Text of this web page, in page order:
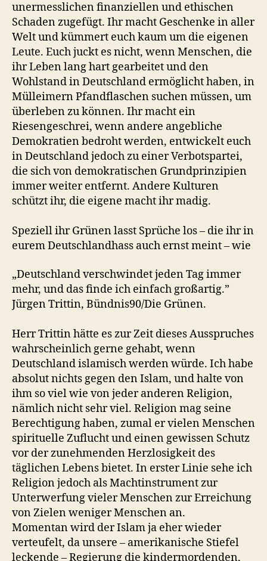
unermesslichen finanziellen und ethischen
Schaden zugefügt. Ihr macht Geschenke in aller
Welt und kümmert euch kaum um die eigenen
Leute. Euch juckt es nicht, wenn Menschen, die
ihr Leben lang hart gearbeitet und den
Wohlstand in Deutschland ermöglicht haben, in
Mülleimern Pfandflaschen suchen müssen, um
überleben zu können. Ihr macht ein
Riesengeschrei, wenn andere angebliche
Demokratien bedroht werden, entwickelt euch
in Deutschland jedoch zu einer Verbotspartei,
die sich von demokratischen Grundprinzipien
immer weiter entfernt. Andere Kulturen
schützt ihr, die eigene macht ihr madig.
Speziell ihr Grünen lasst Sprüche los – die ihr in
eurem Deutschlandhass auch ernst meint – wie
„Deutschland verschwindet jeden Tag immer
mehr, und das finde ich einfach großartig.”
Jürgen Trittin, Bündnis90/Die Grünen.
Herr Trittin hätte es zur Zeit dieses Ausspruches
wahrscheinlich gerne gehabt, wenn
Deutschland islamisch werden würde. Ich habe
absolut nichts gegen den Islam, und halte von
ihm so viel wie von jeder anderen Religion,
nämlich nicht sehr viel. Religion mag seine
Berechtigung haben, zumal er vielen Menschen
spirituelle Zuflucht und einen gewissen Schutz
vor der zunehmenden Herzlosigkeit des
täglichen Lebens bietet. In erster Linie sehe ich
Religion jedoch als Machtinstrument zur
Unterwerfung vieler Menschen zur Erreichung
von Zielen weniger Menschen an.
Momentan wird der Islam ja eher wieder
verteufelt, da unsere – amerikanische Stiefel
leckende – Regierung die kindermordenden,